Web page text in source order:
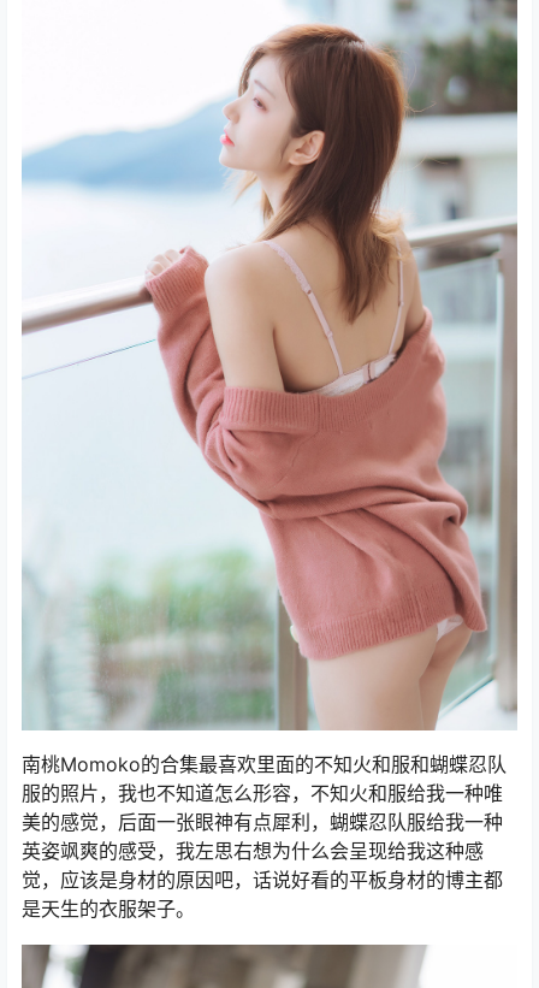
南桃Momoko的合集最喜欢里面的不知火和服和蝴蝶忍队
服的照片，我也不知道怎么形容，不知火和服给我一种唯
美的感觉，后面一张眼神有点犀利，蝴蝶忍队服给我一种
英姿飒爽的感受，我左思右想为什么会呈现给我这种感
觉，应该是身材的原因吧，话说好看的平板身材的博主都
是天生的衣服架子。